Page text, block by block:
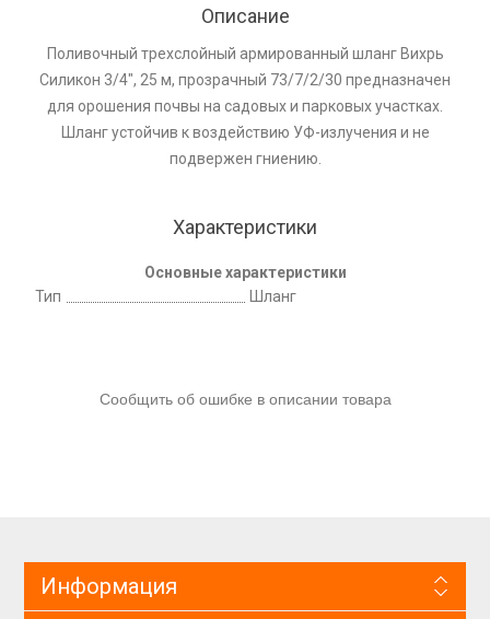
Описание
Поливочный трехслойный армированный шланг Вихрь
Силикон 3/4", 25 м, прозрачный 73/7/2/30 предназначен
для орошения почвы на садовых и парковых участках.
Шланг устойчив к воздействию УФ-излучения и не
подвержен гниению.
Характеристики
Основные характеристики
Тип
Шланг
Сообщить об ошибке в описании товара
Информация